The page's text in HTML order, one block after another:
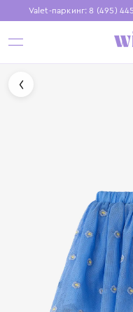
Valet-паркинг: 8 (495)
Бесплатная
Установите